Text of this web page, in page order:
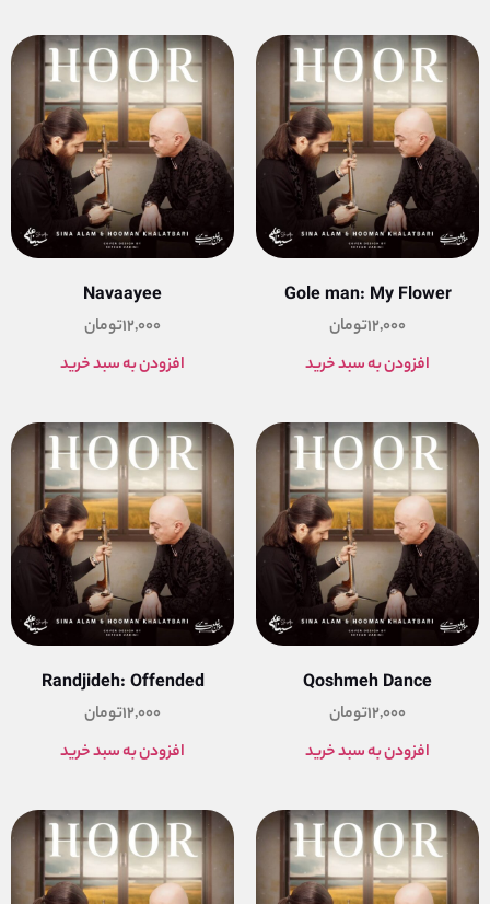
Gole man: My Flower
12,000تومان
افزودن به سبد خرید
Navaayee
12,000تومان
افزودن به سبد خرید
Qoshmeh Dance
12,000تومان
افزودن به سبد خرید
Randjideh: Offended
12,000تومان
افزودن به سبد خرید